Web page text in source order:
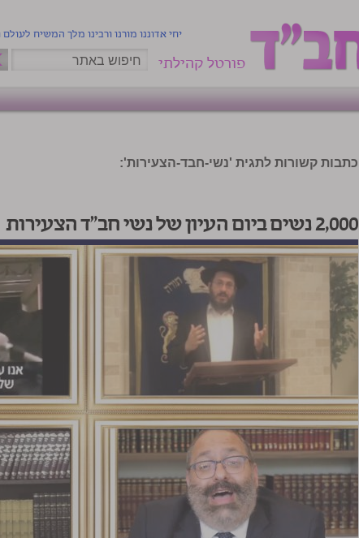
יחי אדוננו מורנו ורבינו מלך המשיח לעולם
פורטל קהילתי
כתבות קשורות לתגית 'נשי-חבד-הצעירות':
2,000 נשים ביום העיון של נשי חב"ד הצעירות